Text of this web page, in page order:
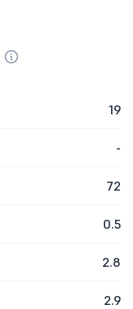
19
-
72
0.5
2.8
2.9